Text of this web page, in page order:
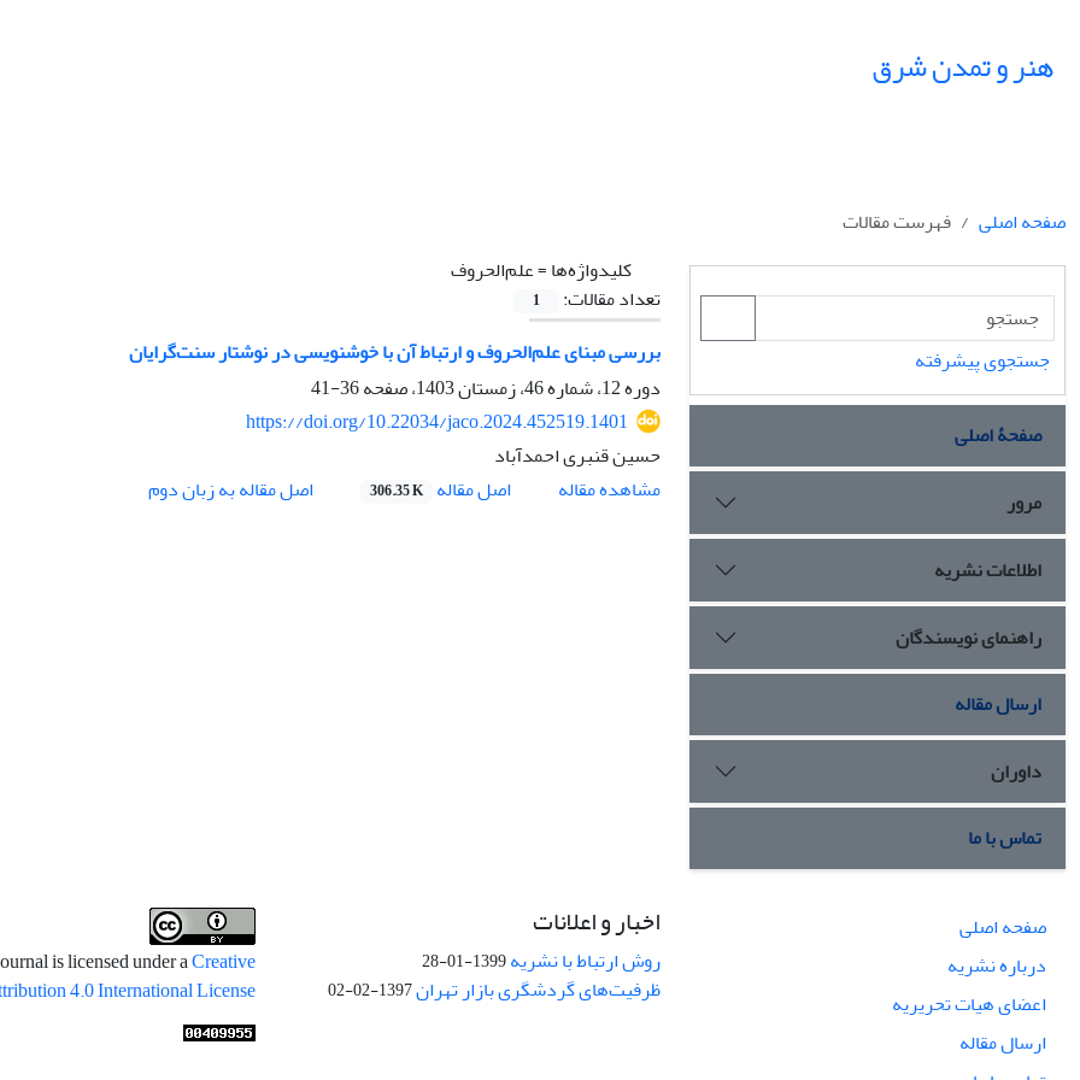
هنر و تمدن شرق
صفحه اصلی
فهرست مقالات
کلیدواژه‌ها =علم‌الحروف
تعداد مقالات:
1
بررسی مبنای علم‌الحروف و ارتباط آن با خوشنویسی در نوشتار سنت‌گرایان
دوره 12، شماره 46، زمستان 1403، صفحه
36-41
https://doi.org/10.22034/jaco.2024.452519.1401
حسین قنبری احمدآباد
مشاهده مقاله
اصل مقاله 306.35 K اصل مقاله به زبان دوم
جستجوی پیشرفته
صفحۀ اصلی
مرور
اطلاعات نشریه
راهنمای نویسندگان
ارسال مقاله
داوران
تماس با ما
صفحه اصلی
درباره نشریه
اعضای هیات تحریریه
ارسال مقاله
اخبار و اعلانات
روش ارتباط با نشریه1399-01-28
ظرفیت‌های گردشگری بازار تهران1397-02-02
is licensed under aCreative
4.0 International License